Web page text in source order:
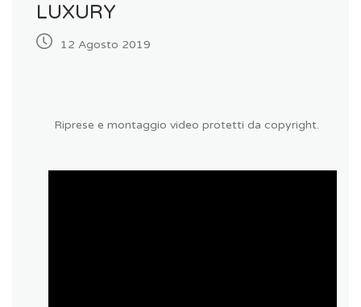
LUXURY
12 Agosto 2019
Riprese e montaggio video protetti da copyright.